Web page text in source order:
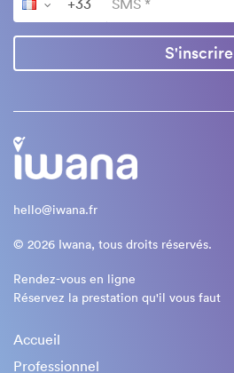
S'inscrire
hello@iwana.fr
© 2026 Iwana, tous droits réservés.
Rendez-vous en ligne
Réservez la prestation qu'il vous faut
Accueil
Professionnel